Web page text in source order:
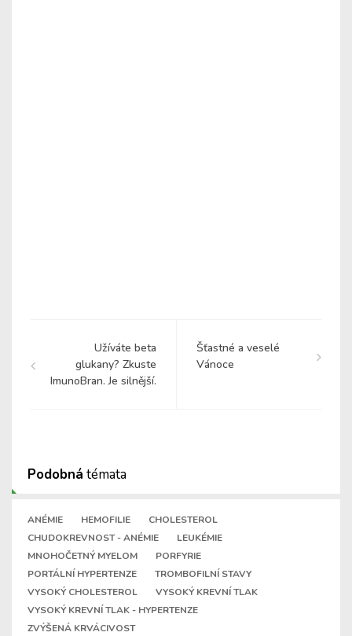
Užíváte beta
glukany? Zkuste
ImunoBran. Je silnější.
Šťastné a veselé
Vánoce
Podobná témata
ANÉMIE HEMOFILIE
CHOLESTEROL
CHUDOKREVNOST - ANÉMIE
LEUKÉMIE
MNOHOČETNÝ MYELOM
PORFYRIE
PORTÁLNÍ HYPERTENZE
TROMBOFILNÍ STAVY
VYSOKÝ CHOLESTEROL
VYSOKÝ KREVNÍ TLAK
VYSOKÝ KREVNÍ TLAK - HYPERTENZE
ZVÝŠENÁ KRVÁCIVOST